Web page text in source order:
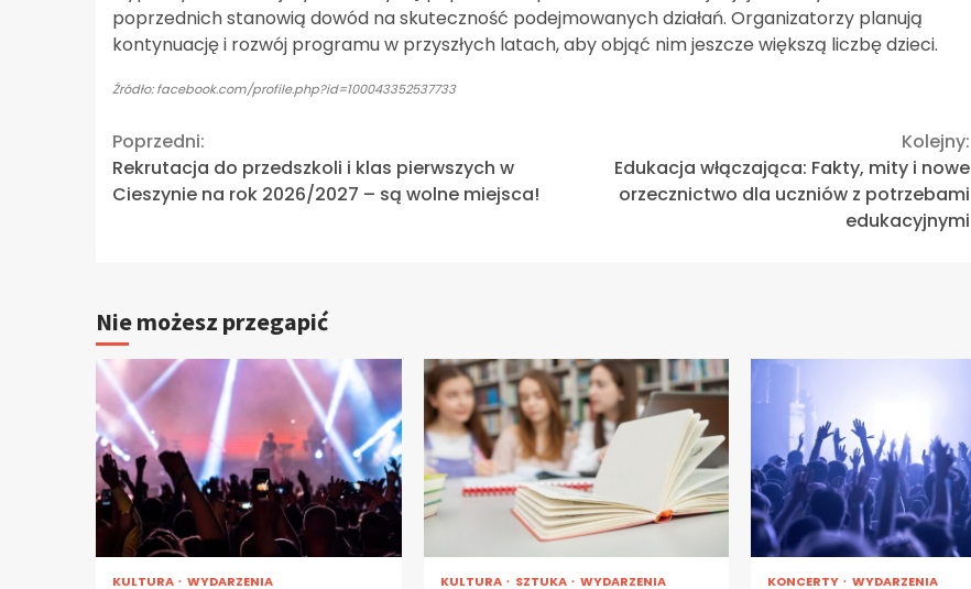
poprzednich stanowią dowód na skuteczność podejmowanych działań. Organizatorzy planują
kontynuację i rozwój programu w przyszłych latach, aby objąć nim jeszcze większą liczbę dzieci.
Źródło: facebook.com/profile.php?id=100043352537733
Continue
Reading
Poprzedni:
Rekrutacja do przedszkoli i klas pierwszych w
Cieszynie na rok 2026/2027 – są wolne miejsca!
Kolejny:
Edukacja włączająca: Fakty, mity i nowe
orzecznictwo dla uczniów z potrzebami
edukacyjnymi
Nie możesz przegapić
KULTURA WYDARZENIA KULTURA SZTUKA WYDARZENIA KONCERTY WYDARZENIA